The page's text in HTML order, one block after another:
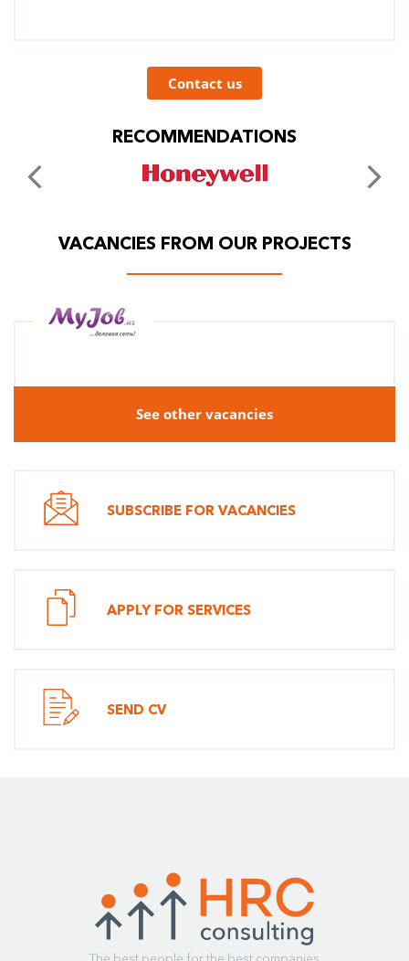
Contact us
RECOMMENDATIONS
VACANCIES FROM OUR PROJECTS
See other vacancies
SUBSCRIBE FOR VACANCIES
APPLY FOR SERVICES
SEND CV